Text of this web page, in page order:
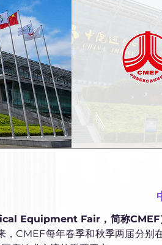
Equipment Fair，简称CMEF
，CMEF每年春季和秋季两届分别